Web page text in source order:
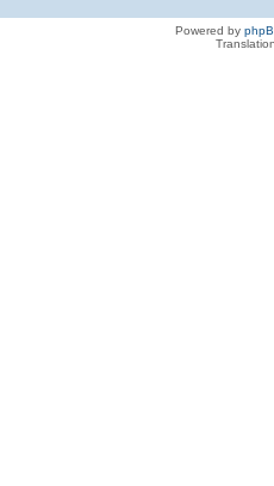
Powered by